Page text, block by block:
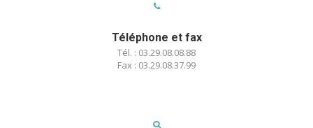
Téléphone et fax
Tél. : 03.29.08.08.88
Fax : 03.29.08.37.99